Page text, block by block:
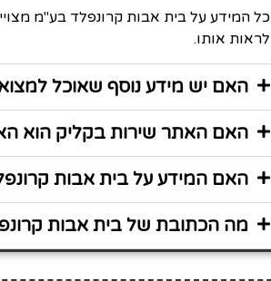
כל המידע על בית אבות קרונפלד בע"מ
לראות אותו.
האם יש מידע נוסף שאוכל
האם האתר שירות בקליק הוא
האם המידע על בית אבות
מה הכתובת של בית אבות